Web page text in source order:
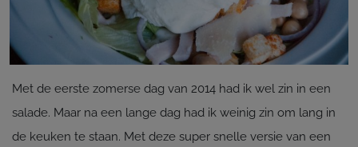
Met de eerste zomerse dag van 2014 had ik wel zin in een
salade. Maar na een lange dag had ik weinig zin om lang in
de keuken te staan. Met deze super snelle versie van een